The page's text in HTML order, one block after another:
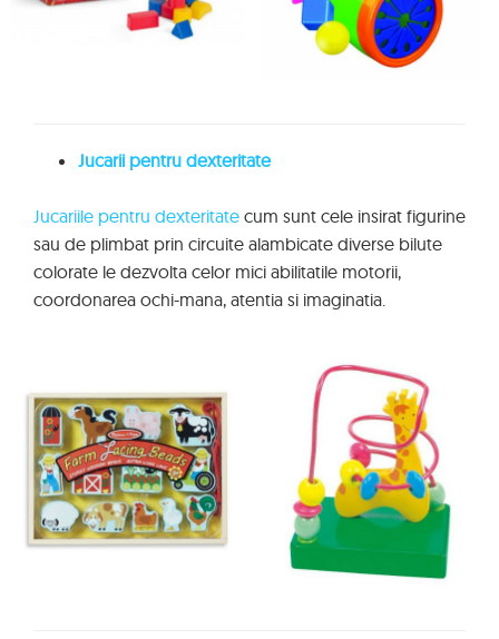
Jucarii pentru dexteritate
Jucariile pentru dexteritate cum sunt cele insirat figurine
sau de plimbat prin circuite alambicate diverse bilute
colorate le dezvolta celor mici abilitatile motorii,
coordonarea ochi-mana, atentia si imaginatia.